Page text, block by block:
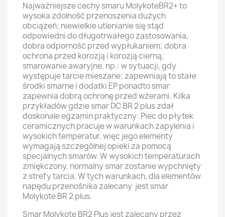
Najważniejsze cechy smaru MolykoteBR2+ to
wysoka zdolność przenoszenia dużych
obciążeń; niewielkie utlenianie się stąd
odpowiedni do długotrwałego zastosowania,
dobra odporność przed wypłukaniem; dobra
ochrona przed korozją i korozją cierną;
smarowanie awaryjne, np.: w sytuacji, gdy
występuje tarcie mieszane; zapewniają to stałe
środki smarne i dodatki EP ponadto smar
zapewnia dobrą ochronę przed wżerami. Kilka
przykładów gdzie smar DC BR 2 plus zdał
doskonale egzamin praktyczny: Piec do płytek
ceramicznych pracuje w warunkach zapylenia i
wysokich temperatur, więc jego elementy
wymagają szczególnej opieki za pomocą
specjalnych smarów. W wysokich temperaturach
zmiękczony, normalny smar zostanie wypchnięty
z strefy tarcia. W tych warunkach, dla elementów
napędu przenośnika zalecany jest smar
Molykote BR 2 plus.
Smar Molykote BR2 Plus jest zalecany przez